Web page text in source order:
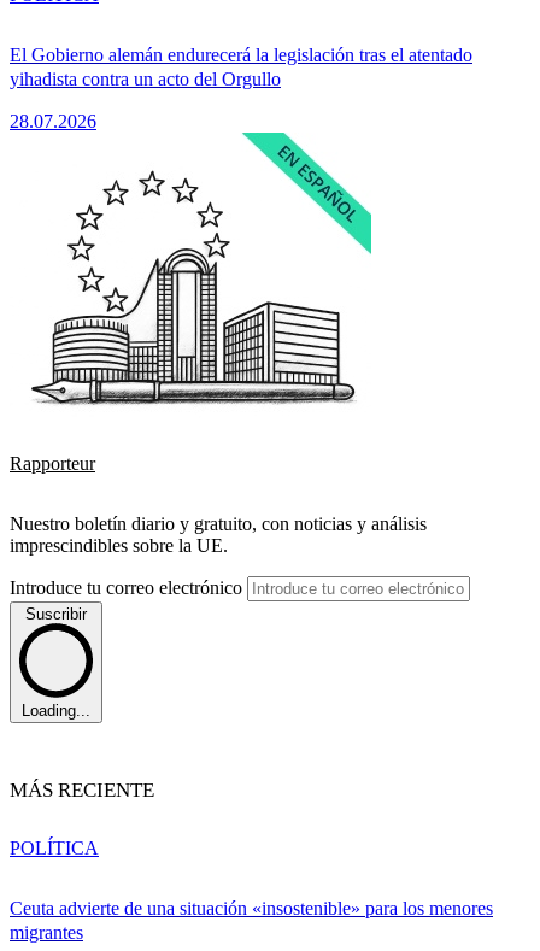
El Gobierno alemán endurecerá la legislación tras el atentado
yihadista contra un acto del Orgullo
28.07.2026
Rapporteur
Nuestro boletín diario y gratuito, con noticias y análisis
imprescindibles sobre la UE.
Introduce tu correo electrónico
Suscribir
Loading...
MÁS RECIENTE
Ceuta advierte de una situación «insostenible» para los menores
migrantes
POLÍTICA